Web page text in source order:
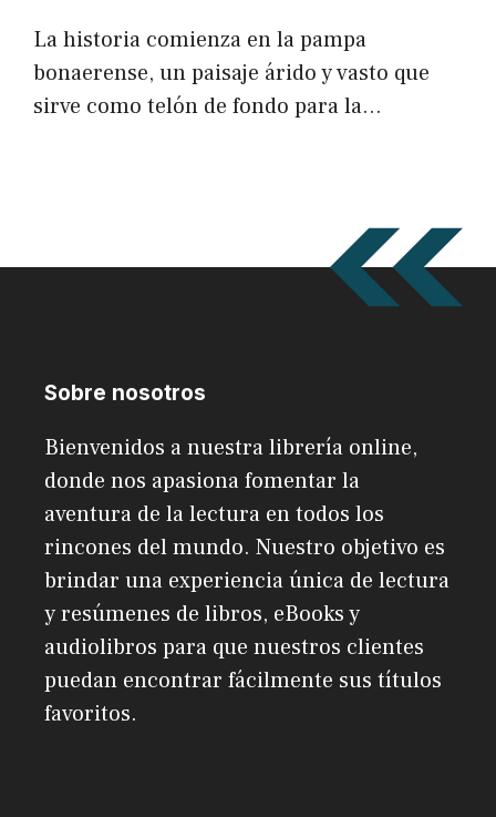
La historia comienza en la pampa
bonaerense, un paisaje árido y vasto que
sirve como telón de fondo para la…
Sobre nosotros
Bienvenidos a nuestra librería online,
donde nos apasiona fomentar la
aventura de la lectura en todos los
rincones del mundo. Nuestro objetivo es
brindar una experiencia única de lectura
y resúmenes de libros, eBooks y
audiolibros para que nuestros clientes
puedan encontrar fácilmente sus títulos
favoritos.